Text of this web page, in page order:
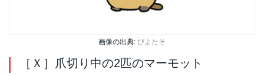
画像の出典: ぴよたそ
［Ｘ］爪切り中の2匹のマーモット